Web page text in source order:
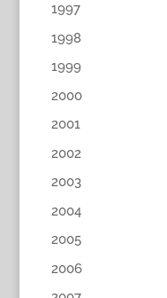
1997
1998
1999
2000
2001
2002
2003
2004
2005
2006